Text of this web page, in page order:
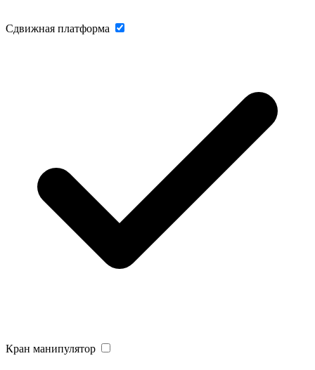
Сдвижная платформа
Кран манипулятор